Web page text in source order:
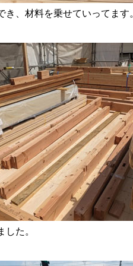
き、材料を乗せていってます
した。